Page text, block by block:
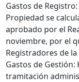
Gastos de
Propiedad se
aprobado por el
noviembre, por el
Registradores de
Gastos de
tramitación